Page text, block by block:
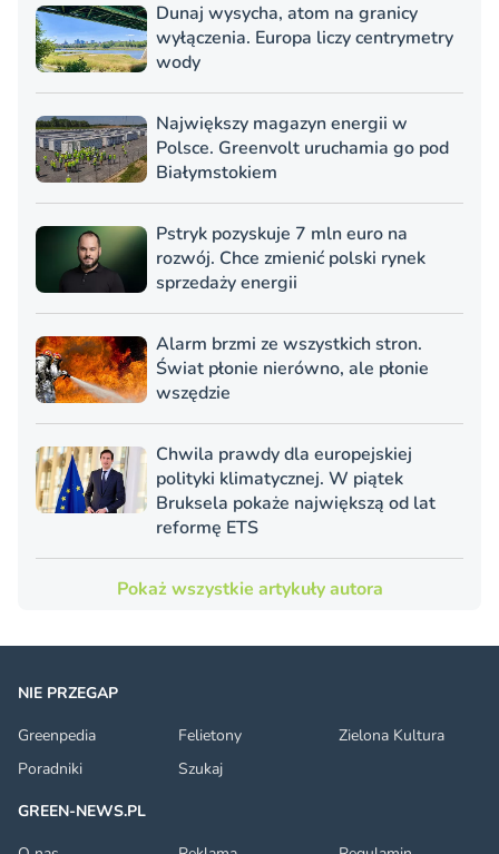
Dunaj wysycha, atom na granicy
wyłączenia. Europa liczy centrymetry
wody
Największy magazyn energii w
Polsce. Greenvolt uruchamia go pod
Białymstokiem
Pstryk pozyskuje 7 mln euro na
rozwój. Chce zmienić polski rynek
sprzedaży energii
Alarm brzmi ze wszystkich stron.
Świat płonie nierówno, ale płonie
wszędzie
Chwila prawdy dla europejskiej
polityki klimatycznej. W piątek
Bruksela pokaże największą od lat
reformę ETS
Pokaż wszystkie artykuły autora
NIE PRZEGAP
Greenpedia
Felietony
Zielona Kultura
Poradniki
Szukaj
GREEN-NEWS.PL